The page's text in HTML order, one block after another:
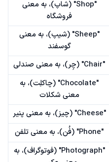
"Shop" (شاپ)، به معنی
فروشگاه
"Sheep" (شیپ)، به معنی
گوسفند
"Chair" (چِر)، به معنی صندلی
"Chocolate" (چاکلِت)، به
معنی شکلات
"Cheese" (چیز)، به معنی پنیر
"Phone" (فُن)، به معنی تلفن
"Photograph" (فوتوگراف)، به